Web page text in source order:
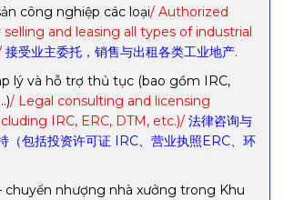
công nghiệp các loại/ Authorized
and leasing all types of industrial
接受业主委托，销售与出租各类工业地产.
lý và hỗ trợ thủ tục (bao gồm IRC,
/ Legal consulting and licensing
IRC, ERC, DTM, etc.)/ 法律咨询与
（包括投资许可证 IRC、营业执照ERC、环
chuyển nhượng nhà xưởng trong Khu